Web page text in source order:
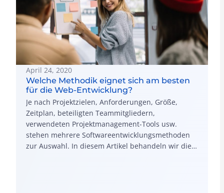
April 24, 2020
Welche Methodik eignet sich am besten
für die Web-Entwicklung?
Je nach Projektzielen, Anforderungen, Größe,
Zeitplan, beteiligten Teammitgliedern,
verwendeten Projektmanagement-Tools usw.
stehen mehrere Softwareentwicklungsmethoden
zur Auswahl. In diesem Artikel behandeln wir die